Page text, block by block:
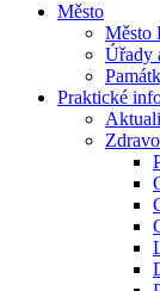
Město
Město
Úřady
Praktické